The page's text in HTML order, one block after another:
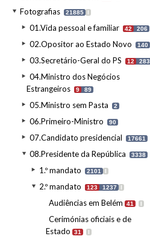
Fotografias 21885 I
01.Vida pessoal e familiar 42 206
02.Opositor ao Estado Novo 140
03.Secretário-Geral do PS 12 283
04.Ministro dos Negócios
Estrangeiros
9 89
05.Ministro sem Pasta 2
06.Primeiro-Ministro 90
07.Candidato presidencial 17661
08.Presidente da República 3338
1.º mandato 2101 I
2.º mandato 123 1237 I
Audiências em Belém 41 I
Cerimónias oficiais e de
Estado
31 I